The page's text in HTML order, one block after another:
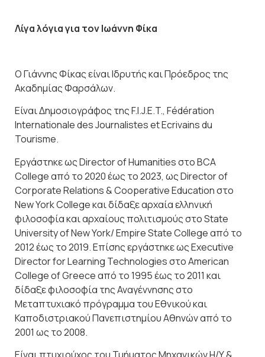
Λίγα λόγια για τον Ιωάννη Φίκα
O Γιάννης Φίκας είναι Ιδρυτής και Πρόεδρος της
Ακαδημίας Φαρσάλων.
Είναι Δημοσιoγράφος της F.I.J.E.T., Fédération
Internationale des Journalistes et Ecrivains du
Tourisme.
Εργάστηκε ως Director of Humanities στο BCA
College από το 2020 έως το 2023, ως Director of
Corporate Relations & Cooperative Education στο
New York College και δίδαξε αρχαία ελληνική
φιλοσοφία και αρχαίους πολιτισμούς στο State
University of New York/ Empire State College από το
2012 έως το 2019. Επίσης εργάστηκε ως Executive
Director for Learning Technologies στο American
College of Greece από το 1995 έως το 2011 και
δίδαξε φιλοσοφία της Αναγέννησης στο
Μεταπτυχιακό πρόγραμμα του Εθνικού και
Καποδιστριακού Πανεπιστημίου Αθηνών από το
2001 ως το 2008.